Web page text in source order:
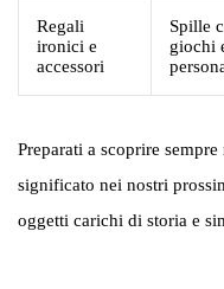
Regali
ironici e
accessori
Spille
giochi
Preparati a scoprire
significato nei nostri
oggetti carichi di storia e